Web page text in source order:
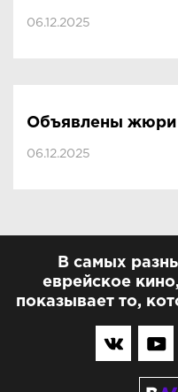
06.12.2025
Объявлены
06.12.2025
В самых
еврейское
показывает то,